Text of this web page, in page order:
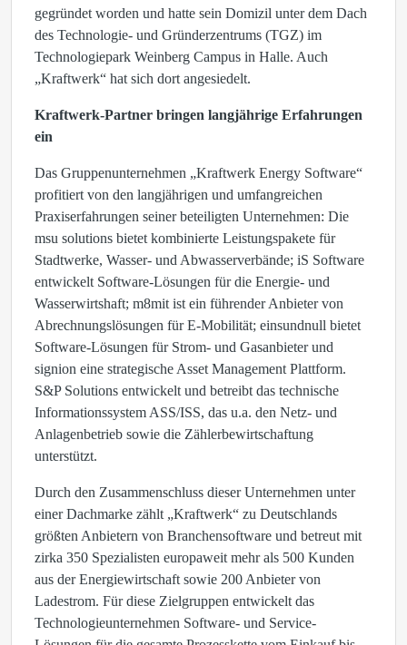
gegründet worden und hatte sein Domizil unter dem Dach
des Technologie- und Gründerzentrums (TGZ) im
Technologiepark Weinberg Campus in Halle. Auch
„Kraftwerk“ hat sich dort angesiedelt.
Kraftwerk-Partner bringen langjährige Erfahrungen
ein
Das Gruppenunternehmen „Kraftwerk Energy Software“
profitiert von den langjährigen und umfangreichen
Praxiserfahrungen seiner beteiligten Unternehmen: Die
msu solutions bietet kombinierte Leistungspakete für
Stadtwerke, Wasser- und Abwasserverbände; iS Software
entwickelt Software-Lösungen für die Energie- und
Wasserwirtshaft; m8mit ist ein führender Anbieter von
Abrechnungslösungen für E-Mobilität; einsundnull bietet
Software-Lösungen für Strom- und Gasanbieter und
signion eine strategische Asset Management Plattform.
S&P Solutions entwickelt und betreibt das technische
Informationssystem ASS/ISS, das u.a. den Netz- und
Anlagenbetrieb sowie die Zählerbewirtschaftung
unterstützt.
Durch den Zusammenschluss dieser Unternehmen unter
einer Dachmarke zählt „Kraftwerk“ zu Deutschlands
größten Anbietern von Branchensoftware und betreut mit
zirka 350 Spezialisten europaweit mehr als 500 Kunden
aus der Energiewirtschaft sowie 200 Anbieter von
Ladestrom. Für diese Zielgruppen entwickelt das
Technologieunternehmen Software- und Service-